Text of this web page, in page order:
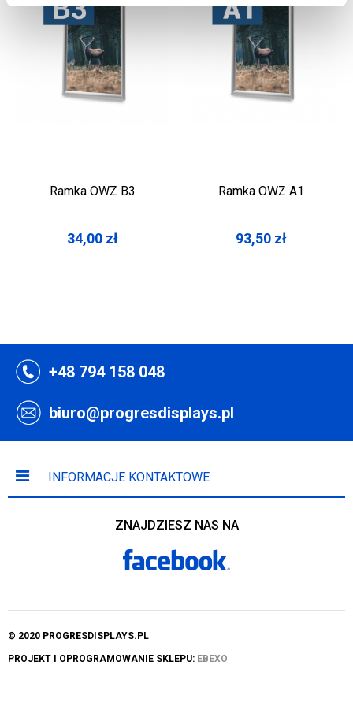
Ramka OWZ B3
34,00 zł
Ramka OWZ A1
93,50 zł
+48 794 158 048
biuro@progresdisplays.pl
INFORMACJE KONTAKTOWE
ZNAJDZIESZ NAS NA
© 2020 PROGRESDISPLAYS.PL
PROJEKT I OPROGRAMOWANIE SKLEPU: EBEXO